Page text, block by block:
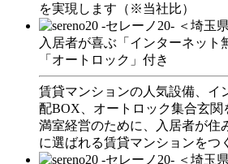
を実現します（※当社比）
入居者が喜ぶ「インターネット
「オートロック」付き
賃貸マンションの人気設備、イ
配BOX、オートロック集合玄関
満室経営のために、入居者が住
に選ばれる賃貸マンションをつ